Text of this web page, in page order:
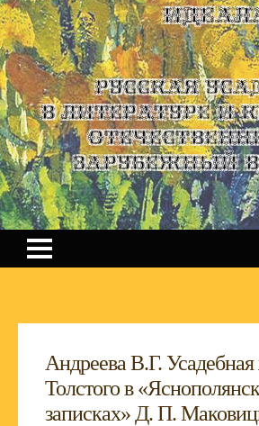
Русская
в литературе и
зарубежный
Андреева В.Г.
Толстого в
записках» Д. П.